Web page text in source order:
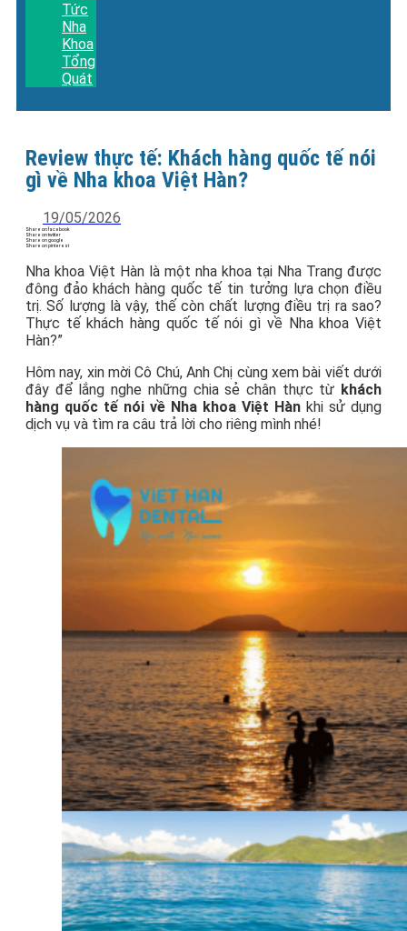
Tức
Nha
Khoa
Tổng
Quát
Review thực tế: Khách hàng quốc tế nói
gì về Nha khoa Việt Hàn?
19/05/2026
Share on facebook
Share on twitter
Share on google
Share on pinterest
Nha khoa Việt Hàn là một nha khoa tại Nha Trang được
đông đảo khách hàng quốc tế tin tưởng lựa chọn điều
trị. Số lượng là vậy, thế còn chất lượng điều trị ra sao?
Thực tế khách hàng quốc tế nói gì về Nha khoa Việt
Hàn?”
Hôm nay, xin mời Cô Chú, Anh Chị cùng xem bài viết dưới
đây để lắng nghe những chia sẻ chân thực từ khách
hàng quốc tế nói về Nha khoa Việt Hàn khi sử dụng
dịch vụ và tìm ra câu trả lời cho riêng mình nhé!